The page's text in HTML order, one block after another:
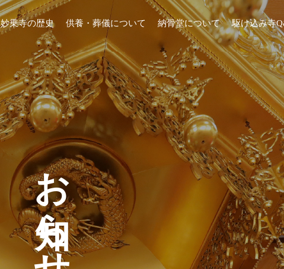
妙乗寺の歴史 供養・葬儀について 納骨堂について 駆け込み寺
お知らせ